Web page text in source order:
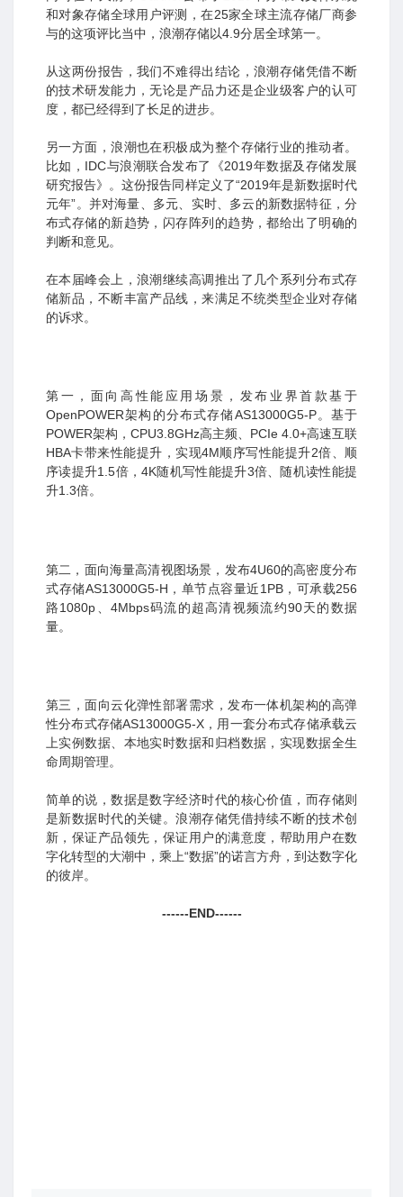
和对象存储全球用户评测，在25家全球主流存储厂商参
与的这项评比当中，浪潮存储以4.9分居全球第一。
从这两份报告，我们不难得出结论，浪潮存储凭借不断
的技术研发能力，无论是产品力还是企业级客户的认可
度，都已经得到了长足的进步。
另一方面，浪潮也在积极成为整个存储行业的推动者。
比如，IDC与浪潮联合发布了《2019年数据及存储发展
研究报告》。这份报告同样定义了“2019年是新数据时代
元年”。并对海量、多元、实时、多云的新数据特征，分
布式存储的新趋势，闪存阵列的趋势，都给出了明确的
判断和意见。
在本届峰会上，浪潮继续高调推出了几个系列分布式存
储新品，不断丰富产品线，来满足不统类型企业对存储
的诉求。
第一，面向高性能应用场景，发布业界首款基于
OpenPOWER架构的分布式存储AS13000G5-P。基于
POWER架构，CPU3.8GHz高主频、PCIe 4.0+高速互联
HBA卡带来性能提升，实现4M顺序写性能提升2倍、顺
序读提升1.5倍，4K随机写性能提升3倍、随机读性能提
升1.3倍。
第二，面向海量高清视图场景，发布4U60的高密度分布
式存储AS13000G5-H，单节点容量近1PB，可承载256
路1080p、4Mbps码流的超高清视频流约90天的数据
量。
第三，面向云化弹性部署需求，发布一体机架构的高弹
性分布式存储AS13000G5-X，用一套分布式存储承载云
上实例数据、本地实时数据和归档数据，实现数据全生
命周期管理。
简单的说，数据是数字经济时代的核心价值，而存储则
是新数据时代的关键。浪潮存储凭借持续不断的技术创
新，保证产品领先，保证用户的满意度，帮助用户在数
字化转型的大潮中，乘上“数据”的诺言方舟，到达数字化
的彼岸。
------END------